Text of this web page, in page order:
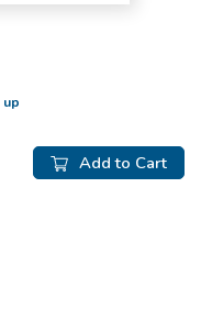
up
Add to Cart